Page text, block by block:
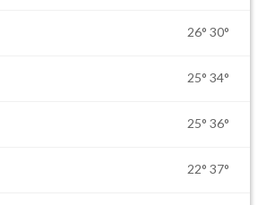
26° 30°
25° 34°
25° 36°
22° 37°